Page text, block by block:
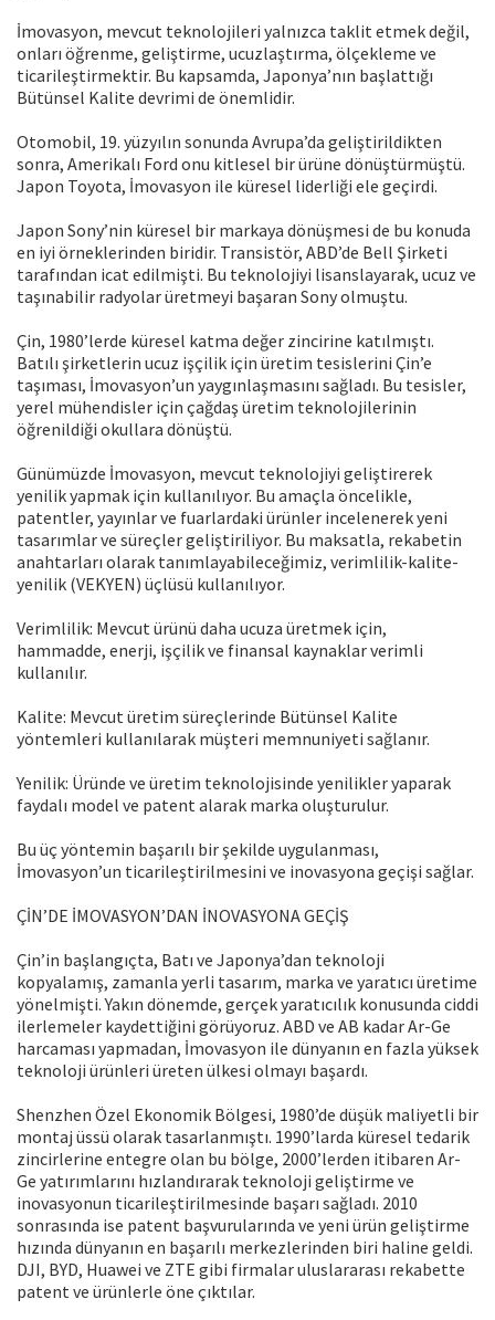
İmovasyon, mevcut teknolojileri yalnızca taklit etmek değil,
onları öğrenme, geliştirme, ucuzlaştırma, ölçekleme ve
ticarileştirmektir. Bu kapsamda, Japonya’nın başlattığı
Bütünsel Kalite devrimi de önemlidir.
Otomobil, 19. yüzyılın sonunda Avrupa’da geliştirildikten
sonra, Amerikalı Ford onu kitlesel bir ürüne dönüştürmüştü.
Japon Toyota, İmovasyon ile küresel liderliği ele geçirdi.
Japon Sony’nin küresel bir markaya dönüşmesi de bu konuda
en iyi örneklerinden biridir. Transistör, ABD’de Bell Şirketi
tarafından icat edilmişti. Bu teknolojiyi lisanslayarak, ucuz ve
taşınabilir radyolar üretmeyi başaran Sony olmuştu.
Çin, 1980’lerde küresel katma değer zincirine katılmıştı.
Batılı şirketlerin ucuz işçilik için üretim tesislerini Çin’e
taşıması, İmovasyon’un yaygınlaşmasını sağladı. Bu tesisler,
yerel mühendisler için çağdaş üretim teknolojilerinin
öğrenildiği okullara dönüştü.
Günümüzde İmovasyon, mevcut teknolojiyi geliştirerek
yenilik yapmak için kullanılıyor. Bu amaçla öncelikle,
patentler, yayınlar ve fuarlardaki ürünler incelenerek yeni
tasarımlar ve süreçler geliştiriliyor. Bu maksatla, rekabetin
anahtarları olarak tanımlayabileceğimiz, verimlilik-kalite-
yenilik (VEKYEN) üçlüsü kullanılıyor.
Verimlilik: Mevcut ürünü daha ucuza üretmek için,
hammadde, enerji, işçilik ve finansal kaynaklar verimli
kullanılır.
Kalite: Mevcut üretim süreçlerinde Bütünsel Kalite
yöntemleri kullanılarak müşteri memnuniyeti sağlanır.
Yenilik: Üründe ve üretim teknolojisinde yenilikler yaparak
faydalı model ve patent alarak marka oluşturulur.
Bu üç yöntemin başarılı bir şekilde uygulanması,
İmovasyon’un ticarileştirilmesini ve inovasyona geçişi sağlar.
ÇİN’DE İMOVASYON’DAN İNOVASYONA GEÇİŞ
Çin’in başlangıçta, Batı ve Japonya’dan teknoloji
kopyalamış, zamanla yerli tasarım, marka ve yaratıcı üretime
yönelmişti. Yakın dönemde, gerçek yaratıcılık konusunda ciddi
ilerlemeler kaydettiğini görüyoruz. ABD ve AB kadar Ar-Ge
harcaması yapmadan, İmovasyon ile dünyanın en fazla yüksek
teknoloji ürünleri üreten ülkesi olmayı başardı.
Shenzhen Özel Ekonomik Bölgesi, 1980’de düşük maliyetli bir
montaj üssü olarak tasarlanmıştı. 1990’larda küresel tedarik
zincirlerine entegre olan bu bölge, 2000’lerden itibaren Ar-
Ge yatırımlarını hızlandırarak teknoloji geliştirme ve
inovasyonun ticarileştirilmesinde başarı sağladı. 2010
sonrasında ise patent başvurularında ve yeni ürün geliştirme
hızında dünyanın en başarılı merkezlerinden biri haline geldi.
DJI, BYD, Huawei ve ZTE gibi firmalar uluslararası rekabette
patent ve ürünlerle öne çıktılar.